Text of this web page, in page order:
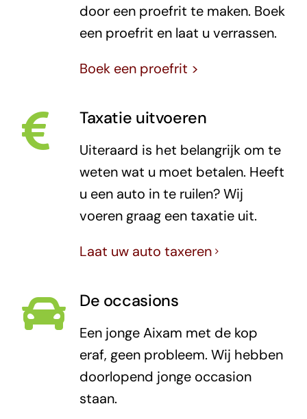
door een proefrit te maken. Boek
een proefrit en laat u verrassen.
Boek een proefrit >
Taxatie uitvoeren
Uiteraard is het belangrijk om te
weten wat u moet betalen. Heeft
u een auto in te ruilen? Wij
voeren graag een taxatie uit.
Laat uw auto taxeren
De occasions
Een jonge Aixam met de kop
eraf, geen probleem. Wij hebben
doorlopend jonge occasion
staan.